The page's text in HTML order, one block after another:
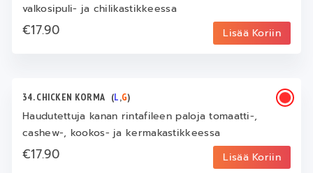
valkosipuli- ja chilikastikkeessa
€17.90 Lisää Koriin
34. CHICKEN KORMA (L,G)
Haudutettuja kanan rintafileen paloja tomaatti-,
cashew-, kookos- ja kermakastikkeessa
€17.90 Lisää Koriin